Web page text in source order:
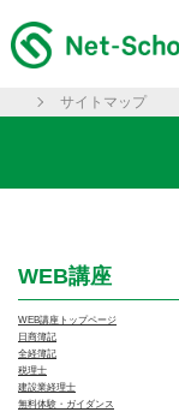
サイトマップ
WEB講座
WEB講座トップページ
日商簿記
全経簿記
税理士
建設業経理士
無料体験・ガイダンス